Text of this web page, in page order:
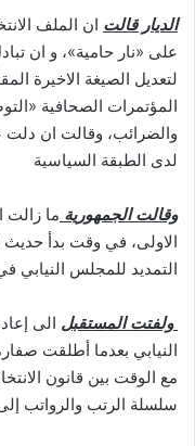
الديار قالت ان الملف
على «نار حامية»، و ان
لتعديل الصيغة الاخيرة
المؤتمرات الصحافية
والضرائب، وقالت ان
لدى الطبقة السياسية
وقالت الجمهورية ما زالت
الاولى، في وقت بدأ حديث
التمديد للمجلس النيابي
ولفتت المستقبل الى
النيابي بعدما أطلقت
مع الوقت بين قانون
سلسلة الرتب والرواتب